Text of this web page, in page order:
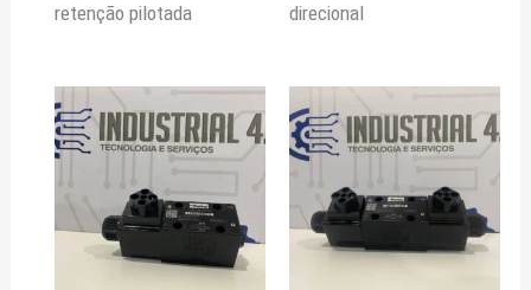
retenção pilotada
direcional